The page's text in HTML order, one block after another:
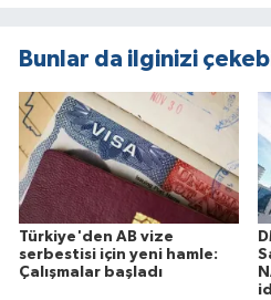
Bunlar da ilginizi
Türkiye'den AB vize
serbestisi için yeni hamle:
Çalışmalar başladı